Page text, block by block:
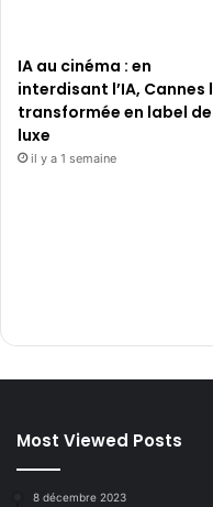
IA au cinéma : en
interdisant l’IA, Cannes
transformée en label de
luxe
il y a 1 semaine
Most Viewed Posts
8 décembre 2023